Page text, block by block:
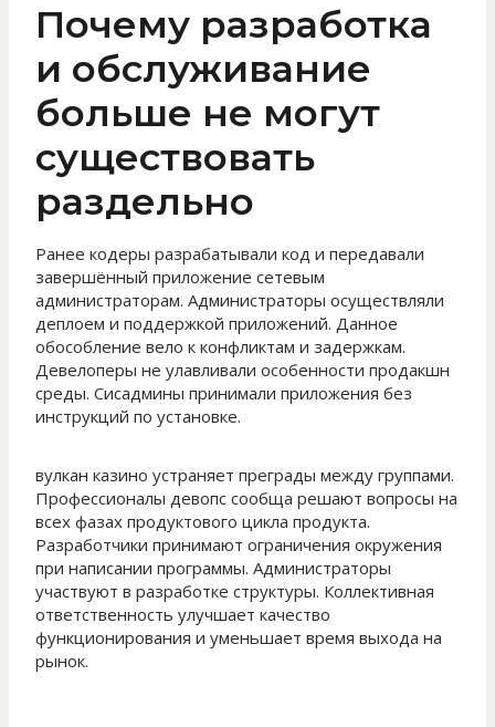
Почему разработка
и обслуживание
больше не могут
существовать
раздельно
Ранее кодеры разрабатывали код и передавали
завершённый приложение сетевым
администраторам. Администраторы осуществляли
деплоем и поддержкой приложений. Данное
обособление вело к конфликтам и задержкам.
Девелоперы не улавливали особенности продакшн
среды. Сисадмины принимали приложения без
инструкций по установке.
вулкан казино устраняет преграды между группами.
Профессионалы девопс сообща решают вопросы на
всех фазах продуктового цикла продукта.
Разработчики принимают ограничения окружения
при написании программы. Администраторы
участвуют в разработке структуры. Коллективная
ответственность улучшает качество
функционирования и уменьшает время выхода на
рынок.